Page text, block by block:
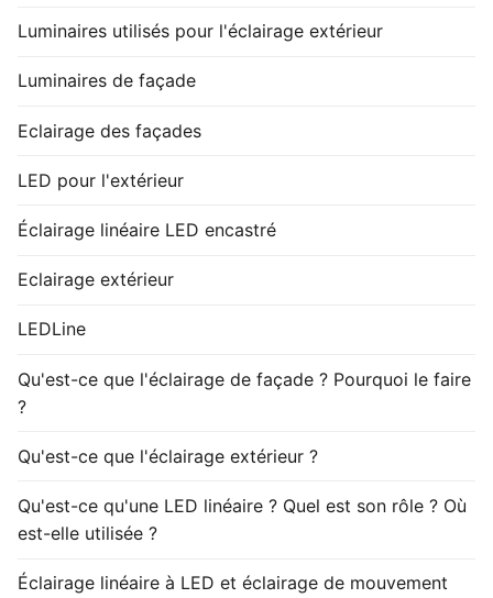
Luminaires utilisés pour l'éclairage extérieur
Luminaires de façade
Eclairage des façades
LED pour l'extérieur
Éclairage linéaire LED encastré
Eclairage extérieur
LEDLine
Qu'est-ce que l'éclairage de façade ? Pourquoi le faire
?
Qu'est-ce que l'éclairage extérieur ?
Qu'est-ce qu'une LED linéaire ? Quel est son rôle ? Où
est-elle utilisée ?
Éclairage linéaire à LED et éclairage de mouvement